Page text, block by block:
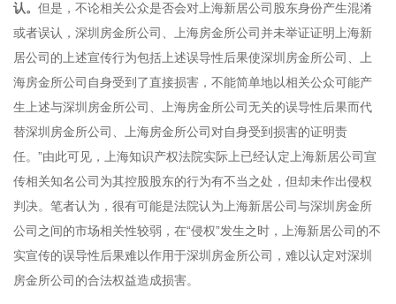
认。 但是，不论相关公众是否会对上海新居公司股东身份产生混淆
或者误认，深圳房金所公司、上海房金所公司并未举证证明上海新
居公司的上述宣传行为包括上述误导性后果使深圳房金所公司、上
海房金所公司自身受到了直接损害，不能简单地以相关公众可能产
生上述与深圳房金所公司、上海房金所公司无关的误导性后果而代
替深圳房金所公司、上海房金所公司对自身受到损害的证明责
任。”由此可见，上海知识产权法院实际上已经认定上海新居公司宣
传相关知名公司为其控股股东的行为有不当之处，但却未作出侵权
判决。笔者认为，很有可能是法院认为上海新居公司与深圳房金所
公司之间的市场相关性较弱，在“侵权”发生之时，上海新居公司的不
实宣传的误导性后果难以作用于深圳房金所公司，难以认定对深圳
房金所公司的合法权益造成损害。